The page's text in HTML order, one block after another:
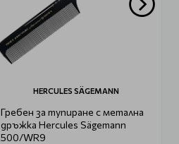
HERCULES SÄGEMANN
Гребен за тупиране с метална
дръжка Hercules Sägemann
500/WR9